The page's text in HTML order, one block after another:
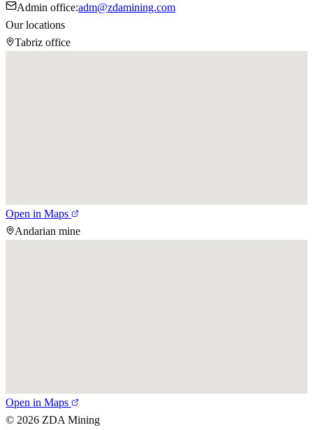
Admin office:adm@zdamining.com
Our locations
Tabriz office
Open in Maps
Andarian mine
Open in Maps
© 2026 ZDA Mining